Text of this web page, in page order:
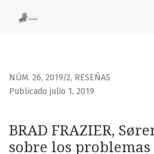
BRAD FRAZIER, Søren
NÚM. 26, 2019/2, RESEÑAS
BRAD FRAZIER,
sobre los
Publicado julio 1, 2019